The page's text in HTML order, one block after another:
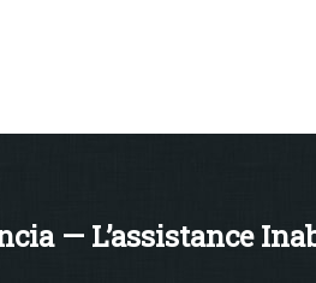
— L’assistance